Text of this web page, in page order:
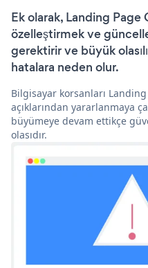
Ek olarak, Landing
özelleştirmek ve
gerektirir ve büyük
hatalara neden olur.
Bilgisayar korsanları
açıklarından yararlanmaya
büyümeye devam ettikçe
olasıdır.